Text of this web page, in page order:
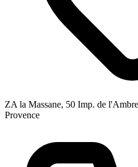
ZA la Massane, 50 Imp. de
Provence